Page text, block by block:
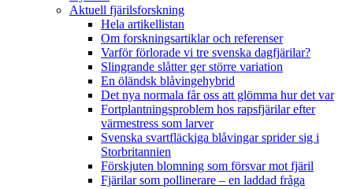
Aktuell fjärilsforskning
Hela artikellistan
Om forskningsartiklar och referenser
Varför förlorade vi tre svenska dagfjärilar?
Slingrande slåtter ger större variation
En öländsk blåvingehybrid
Det nya normala får oss att glömma hur det var
Fortplantningsproblem hos rapsfjärilar efter
värmestress som larver
Svenska svartfläckiga blåvingar sprider sig i
Storbritannien
Förskjuten blomning som försvar mot fjäril
Fjärilar som pollinerare – en laddad fråga